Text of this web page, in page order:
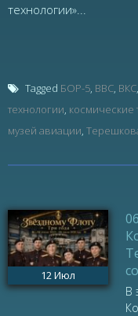
технологии»...
Tagged БОР-5 ВВС ВКС
технологии космические
музей авиации
12Июл
В